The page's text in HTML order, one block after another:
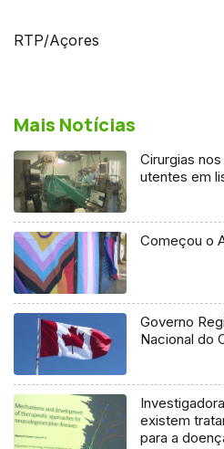
RTP/Açores
Mais Notícias
Cirurgias
utentes em
Começou o
Governo
Nacional do
existem
para a